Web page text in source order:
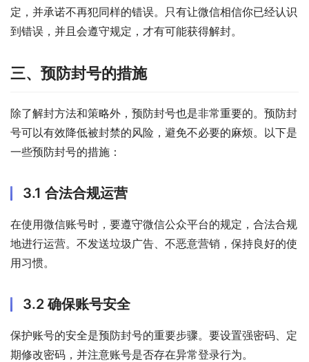
定，并承诺不再犯同样的错误。只有让微信相信你已经认识
到错误，并且会遵守规定，才有可能获得解封。
三、预防封号的措施
除了解封方法和策略外，预防封号也是非常重要的。预防封
号可以有效降低被封禁的风险，避免不必要的麻烦。以下是
一些预防封号的措施：
3.1 合法合规运营
在使用微信账号时，要遵守微信公众平台的规定，合法合规
地进行运营。不发送垃圾广告、不恶意营销，保持良好的使
用习惯。
3.2 确保账号安全
保护账号的安全是预防封号的重要步骤。要设置强密码、定
期修改密码，并注意账号是否存在异常登录行为。